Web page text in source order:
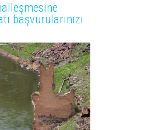
başvurularınızı